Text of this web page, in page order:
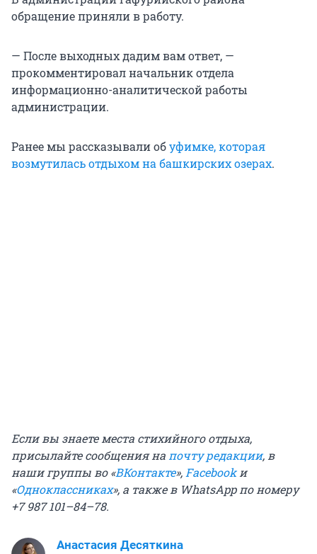
обращение приняли в работу.
— После выходных дадим вам ответ, —
прокомментировал начальник отдела
информационно-аналитической работы
администрации.
Ранее мы рассказывали обуфимке, которая
возмутилась отдыхом на башкирских озерах.
Если вы знаете места стихийного отдыха,
присылайте сообщения на почту редакции, в
наши группы во «ВКонтакте», Facebookи
«Одноклассниках», а также в WhatsApp по номеру
+7 987 101–84–78.
Анастасия Десяткина